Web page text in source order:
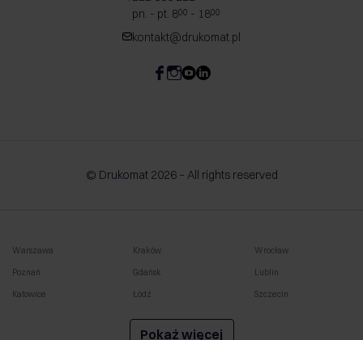
pn. - pt. 800 - 1800
kontakt@drukomat.pl
© Drukomat 2026 – All rights reserved
Warszawa Kraków Wrocław
Poznań Gdańsk Lublin
Katowice Łódź Szczecin
Gdynia
Pokaż więcej